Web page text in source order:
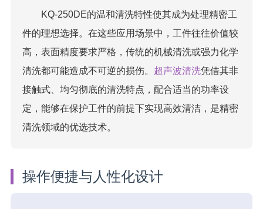
KQ-250DE的温和清洗特性使其成为处理精密工
件的理想选择。在这些应用场景中，工件往往价值较
高，表面精度要求严格，传统的机械清洗或强力化学
清洗都可能造成不可逆的损伤。 超声波清洗凭借其非
接触式、均匀彻底的清洗特点，配合适当的功率设
定，能够在保护工件的前提下实现高效清洁，是精密
清洗领域的优选技术。
操作便捷与人性化设计